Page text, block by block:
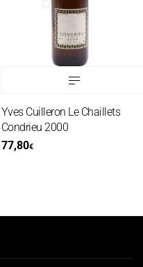
Yves Cuilleron Le Chaillets
Condrieu 2000
77,80€